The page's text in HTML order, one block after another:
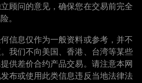
顾问的意见，确保您在交易前完全
。
信息仅作为一般资料或参考，并不
我们不向美国、香港、台湾等某些
供差价合约产品交易。请注意本网
布或使用此类信息违反当地法律法